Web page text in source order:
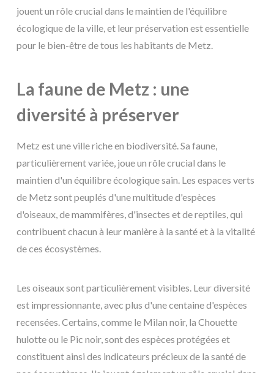
jouent un rôle crucial dans le maintien de l'équilibre
écologique de la ville, et leur préservation est essentielle
pour le bien-être de tous les habitants de Metz.
La faune de Metz : une
diversité à préserver
Metz est une ville riche en biodiversité. Sa faune,
particulièrement variée, joue un rôle crucial dans le
maintien d'un équilibre écologique sain. Les espaces verts
de Metz sont peuplés d'une multitude d'espèces
d'oiseaux, de mammifères, d'insectes et de reptiles, qui
contribuent chacun à leur manière à la santé et à la vitalité
de ces écosystèmes.
Les oiseaux sont particulièrement visibles. Leur diversité
est impressionnante, avec plus d'une centaine d'espèces
recensées. Certains, comme le Milan noir, la Chouette
hulotte ou le Pic noir, sont des espèces protégées et
constituent ainsi des indicateurs précieux de la santé de